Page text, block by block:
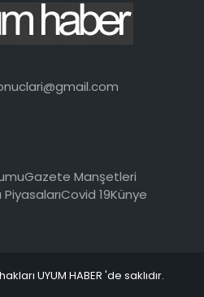
Gazete Manşetleri
Covid 19Künye
UYUM HABER 'de saklıdır.